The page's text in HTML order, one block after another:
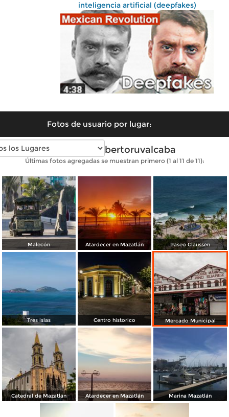
inteligencia artificial (deepfakes)
Fotos de usuario por lugar:
Fotos de albertoruvalcaba
Últimas fotos agregadas se muestran primero (1 al 11 de 11):
Malecón Atardecer en Mazatlán Paseo Claussen
Tres islas Centro historico Mercado Municipal
Catedral de Mazatlán Atardecer en Mazatlán Marina Mazatlán